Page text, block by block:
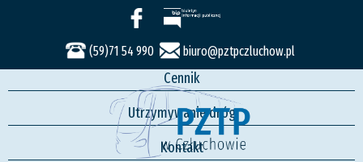
(59)71 54 990 biuro@pztpczluchow.pl
Usługi
Rozkład jazdy
Cennik
Utrzymywanie dróg
Kontakt